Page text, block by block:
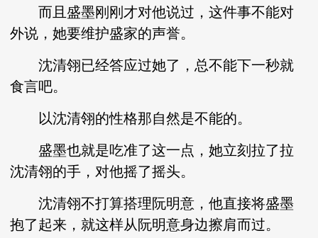
而且盛墨刚刚才对他说过，这件事不能对
外说，她要维护盛家的声誉。
沈清翎已经答应过她了，总不能下一秒就
食言吧。
以沈清翎的性格那自然是不能的。
盛墨也就是吃准了这一点，她立刻拉了拉
沈清翎的手，对他摇了摇头。
沈清翎不打算搭理阮明意，他直接将盛墨
抱了起来，就这样从阮明意身边擦肩而过。